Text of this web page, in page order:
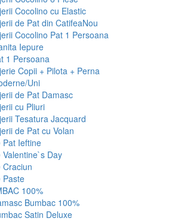
Cocolino cu Elastic
de Pat din CatifeaNou
Cocolino Pat 1 Persoana
Iepure
1 Persoana
Copii + Pilota + Perna
Uni
de Pat Damasc
cu Pliuri
Tesatura Jacquard
de Pat cu Volan
Pat Ieftine
Valentine`s Day
Craciun
Paste
100%
Bumbac 100%
Satin Deluxe